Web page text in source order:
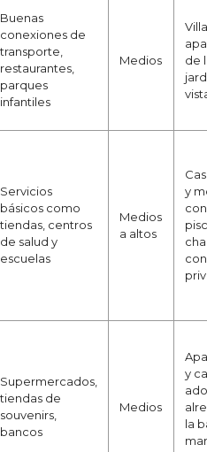
Buenas
conexiones de
transporte,
restaurantes,
parques
infantiles
Medios
de
Servicios
básicos como
tiendas, centros
de salud y
escuelas
Medios
a altos
y
Supermercados,
tiendas de
souvenirs,
bancos
Medios
y
la